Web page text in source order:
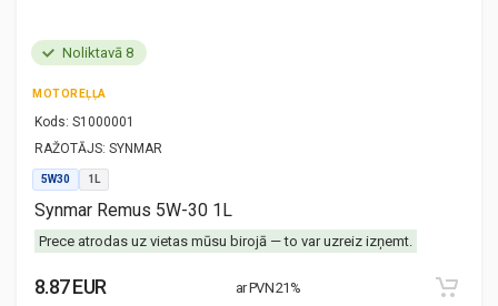
Noliktavā 8
MOTOREĻĻA
Kods: S1000001
RAŽOTĀJS: SYNMAR
5W30 1L
Synmar Remus 5W-30 1L
Prece atrodas uz vietas mūsu birojā — to var uzreiz izņemt.
8.87 EUR ar PVN 21%